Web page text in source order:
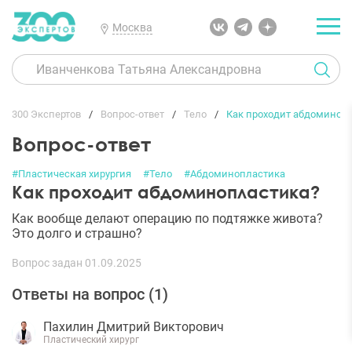
Москва
300 Экспертов Вопрос-ответ Тело Как проходит
Вопрос-ответ
#Пластическая хирургия #Тело #Абдоминопластика
Как проходит абдоминопластика?
Как вообще делают операцию по подтяжке живота?
Это долго и страшно?
Вопрос задан 01.09.2025
Ответы на вопрос (1)
Пахилин Дмитрий Викторович
Пластический хирург